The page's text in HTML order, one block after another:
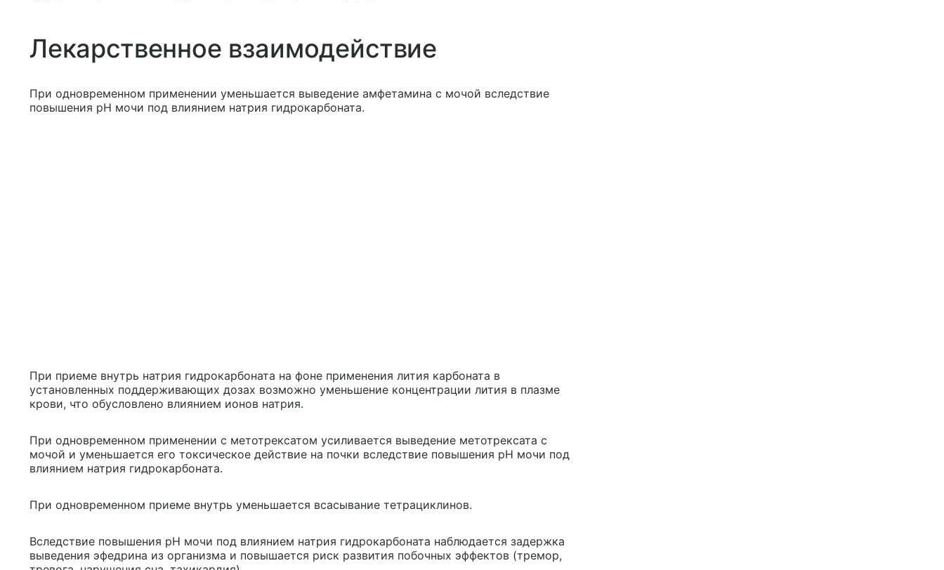
Лекарственное взаимодействие
При одновременном применении уменьшается выведение амфетамина с мочой вследствие
повышения pH мочи под влиянием натрия гидрокарбоната.
При приеме внутрь натрия гидрокарбоната на фоне применения лития карбоната в
установленных поддерживающих дозах возможно уменьшение концентрации лития в плазме
крови, что обусловлено влиянием ионов натрия.
При одновременном применении с метотрексатом усиливается выведение метотрексата с
мочой и уменьшается его токсическое действие на почки вследствие повышения pH мочи под
влиянием натрия гидрокарбоната.
При одновременном приеме внутрь уменьшается всасывание тетрациклинов.
Вследствие повышения pH мочи под влиянием натрия гидрокарбоната наблюдается задержка
выведения эфедрина из организма и повышается риск развития побочных эффектов (тремор,